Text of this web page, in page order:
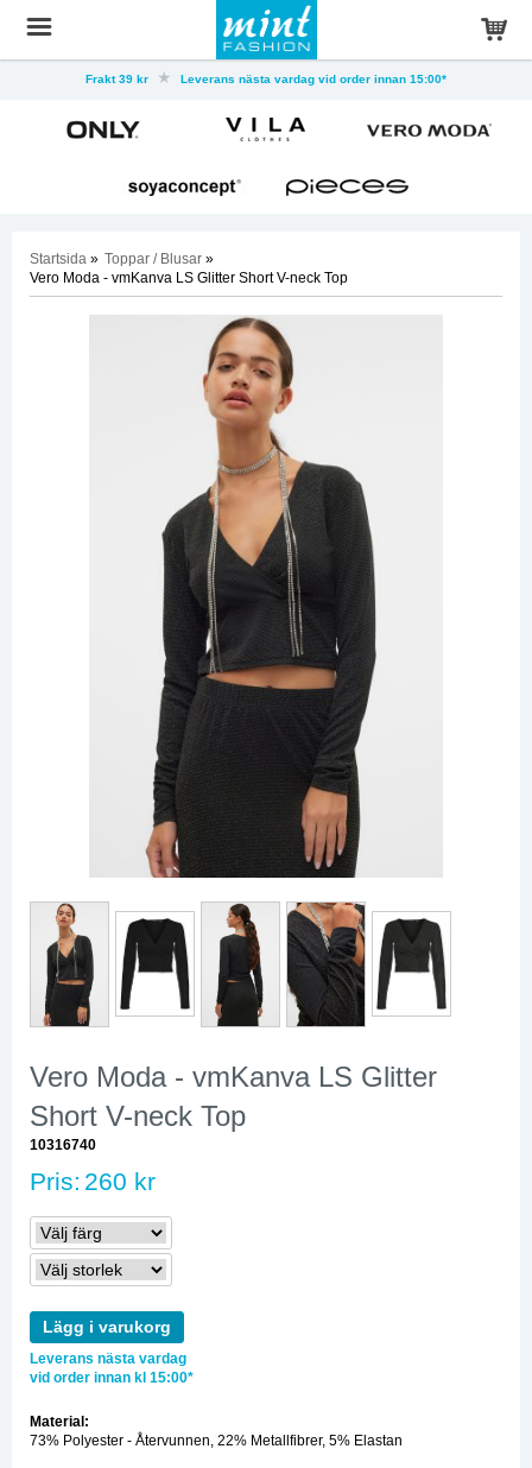
Frakt 39 kr Leverans nästa vardag vid order innan 15:00*
Startsida » Toppar / Blusar »
Vero Moda - vmKanva LS Glitter Short V-neck Top
Vero Moda - vmKanva LS Glitter
Short V-neck Top
10316740
Pris: 260 kr
Lägg i varukorg
Leverans nästa vardag
vid order innan kl 15:00*
Material:
73% Polyester - Återvunnen, 22% Metallfibrer, 5% Elastan